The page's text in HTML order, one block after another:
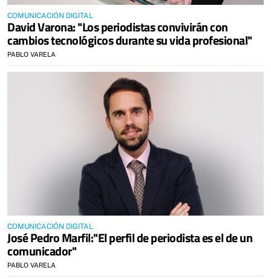
COMUNICACIÓN DIGITAL
David Varona: "Los periodistas convivirán con
cambios tecnológicos durante su vida profesional"
PABLO VARELA
COMUNICACIÓN DIGITAL
José Pedro Marfil:"El perfil de periodista es el de un
comunicador"
PABLO VARELA